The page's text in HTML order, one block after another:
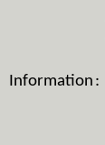
Information :